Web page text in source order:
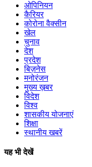
ओपिनियन
कैरियर
कोरोना वैक्सीन
खेल
चुनाव
देश
प्रदेश
बिज़नेस
मनोरंजन
मुख्य ख़बर
विदेश
विश्व
शासकीय योजनाएं
शिक्षा
स्थानीय खबरें
यह भी देखें